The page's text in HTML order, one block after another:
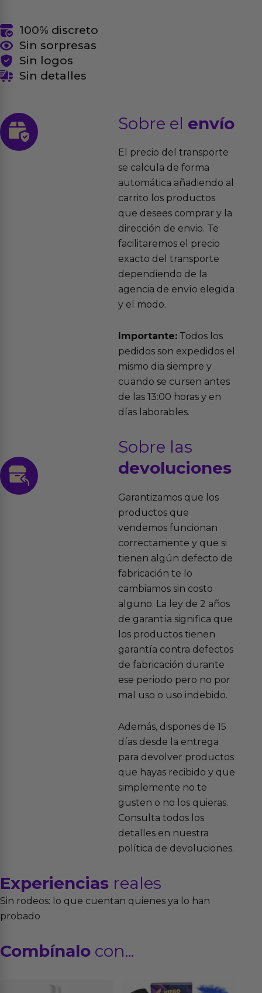
100% discreto
Sin sorpresas
Sin logos
Sin detalles
Sobre el envío
El precio del transporte
se calcula de forma
automática añadiendo al
carrito los productos
que desees comprar y la
dirección de envio. Te
facilitaremos el precio
exacto del transporte
dependiendo de la
agencia de envío elegida
y el modo.
Importante:Todos los
pedidos son expedidos el
mismo dia siempre y
cuando se cursen antes
de las 13:00 horas y en
días laborables.
Sobre las
devoluciones
Garantizamos que los
productos que
vendemos funcionan
correctamente y que si
tienen algún defecto de
fabricación te lo
cambiamos sin costo
alguno. La ley de 2 años
de garantía significa que
los productos tienen
garantía contra defectos
de fabricación durante
ese periodo pero no por
mal uso o uso indebido.
Además, dispones de 15
días desde la entrega
para devolver productos
que hayas recibido y que
simplemente no te
gusten o no los quieras.
Consulta todos los
detalles en nuestra
política de devoluciones.
Experiencias reales
Sin rodeos: lo que cuentan quienes ya lo han
probado
Combínalo con...